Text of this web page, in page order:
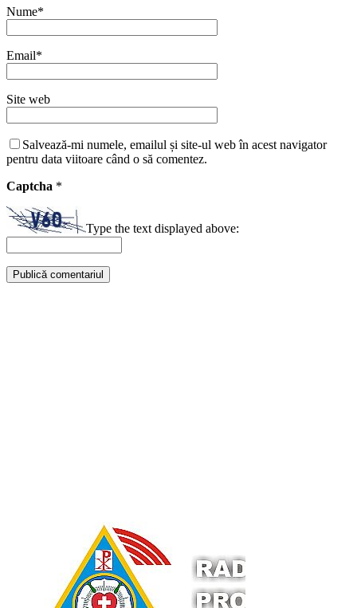
Nume*
Email*
Site web
Salvează-mi numele, emailul și site-ul web în acest navigator
pentru data viitoare când o să comentez.
Captcha *
Type the text displayed above: